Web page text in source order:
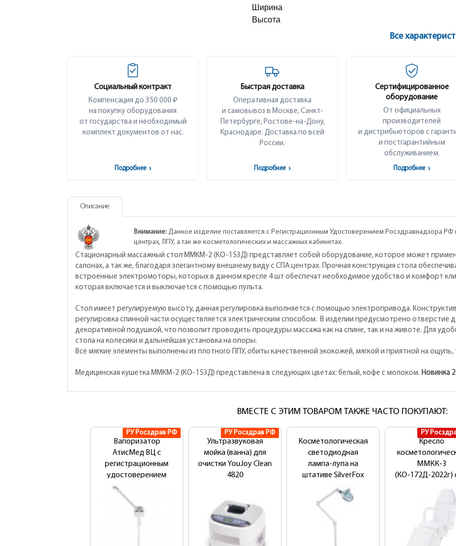
Ширина
Высота
Все
Социальный контракт
Компенсация до 350 000 ₽
на покупку оборудования
от государства и необходимый
комплект документов от нас.
Подробнее ›
Быстрая доставка
Оперативная доставка
и самовывоз в Москве, Санкт-
Петербурге, Ростове-на-Дону,
Краснодаре. Доставка по всей
России.
Подробнее ›
Сертифицированное
оборудование
От официальных
производителей
и дистрибьюторов с
и постгарантийным
обслуживанием.
Подробнее ›
Описание
Внимание: Данное изделие поставляется с Регистрационным Удостоверением Росздравнадзора
центрах, ЛПУ, а так же косметологических и массажных кабинетах.
Стационарный массажный стол ММКМ-2 (КО-153Д) представляет собой оборудование, которое может
салонах, а так же, благодаря элегантному внешнему виду с СПА центрах. Прочная конструкция стола
встроенные электромоторы, которых в данном кресле 4 шт обеспечат необходимое удобство и комфорт
которая включается и выключается с помощью пульта.
Стол имеет регулируемую высоту, данная регулировка выполняется с помощью электропривода.
регулировка спинной части осуществляется электрическим способом. В изделии предусмотрено отверстие
декоративной подушкой, что позволит проводить процедуры массажа как на спине, так и на животе. Для
стола на колесики и дальнейшая установка на опоры.
Все мягкие элементы выполнены из плотного ППУ, обиты качественной экокожей, мягкой и приятной на
Медицинская кушетка ММКМ-2 (КО-153Д) представлена в следующих цветах: белый, кофе с молоком. Новинка
ВМЕСТЕ С ЭТИМ ТОВАРОМ ТАКЖЕ ЧАСТО ПОКУПАЮТ:
РУ Росздрав РФ
Вапоризатор
АтисМед ВЦ с
регистрационным
удостоверением
РУ Росздрав РФ
Ультразвуковая
мойка (ванна) для
очистки YouJoy Clean
4820
Косметологическая
светодиодная
лампа-лупа на
штативе SilverFox
X05
РУ
Кресло
ММКК-3
(КО-172Д-2022г)